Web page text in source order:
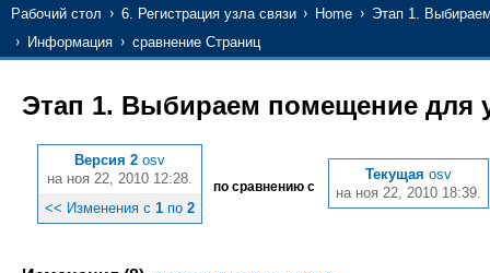
Рабочий стол 6. Регистрация узла связи Home
Этап 1.
Информация
сравнение Страниц
Этап 1. Выбираем помещение для
Версия 2 osv
на ноя 22, 2010 12:28.
<< Изменения с 1 по 2
по сравнению с
Текущая osv
на ноя 22, 2010 18:39.